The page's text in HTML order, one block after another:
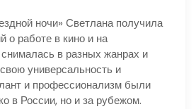
ночи» Светлана получила
о работе в кино и на
в разных жанрах и
универсальность и
и профессионализм были
в России, но и за рубежом.